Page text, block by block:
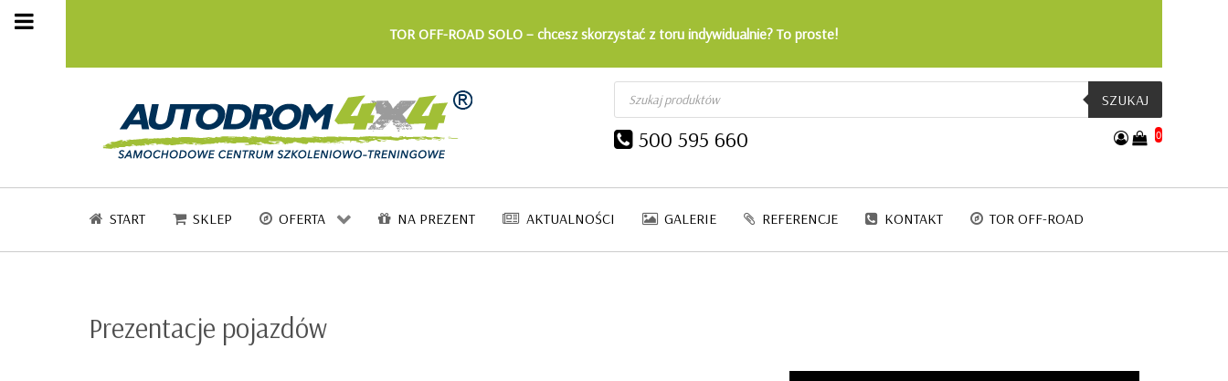
TOR OFF-ROAD SOLO – chcesz skorzystać z toru indywidualnie? To proste!
Wyszukiwarka
produktów
SZUKAJ
500 595 660 0
START SKLEP OFERTA NA PREZENT AKTUALNOŚCI GALERIE REFERENCJE KONTAKT TOR OFF-ROAD
Prezentacje pojazdów